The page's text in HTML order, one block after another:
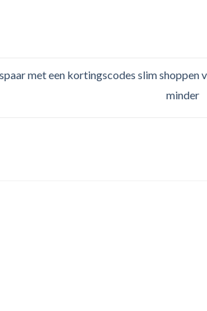
met een kortingscodes slim shoppen
minder